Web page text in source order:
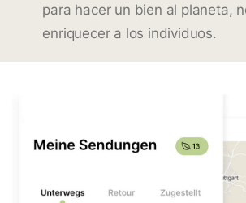
para hacer un bien al planeta,
enriquecer a los individuos.